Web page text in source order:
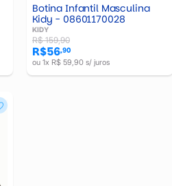
Botina Infantil Masculina
Kidy - 08601170028
KIDY
R$ 159,90
R$56,90
ou 1x R$ 59,90 s/ juros